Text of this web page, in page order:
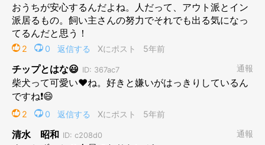
あ、その前に！